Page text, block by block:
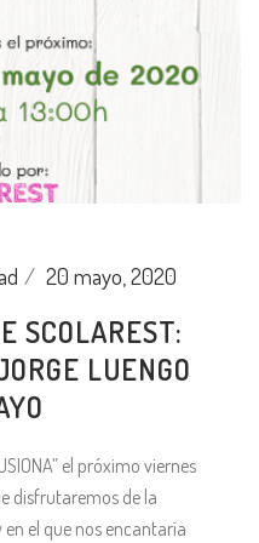
20 mayo, 2020
SCOLAREST:
LUENGO
el próximo viernes
disfrutaremos de la
en el que nos encantaría